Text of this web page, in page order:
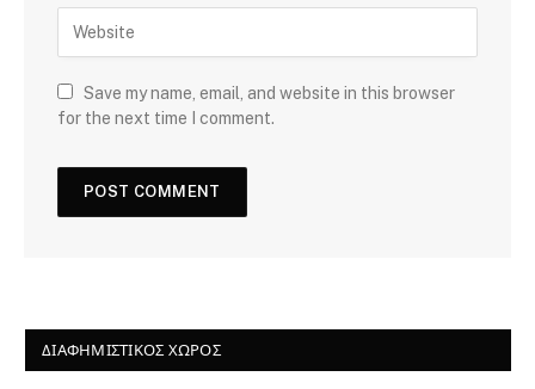
Save my name, email, and website in this browser
for the next time I comment.
ΔΙΑΦΗΜΙΣΤΙΚΌΣ ΧΏΡΟΣ